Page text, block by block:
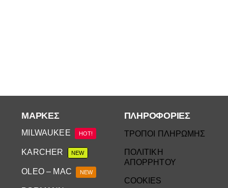
ΜΆΡΚΕΣ
MILWAUKEE HOT!
KARCHER NEW
OLEO – MAC NEW
ΠΛΗΡΟΦΟΡΙΕΣ
ΤΡΟΠΟΙ ΠΛΗΡΩΜΗΣ
ΠΟΛΙΤΙΚΗ
ΑΠΟΡΡΗΤΟΥ
COOKIES